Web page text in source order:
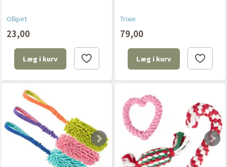
Ollipet
23,00
Læg i kurv
Trixie
79,00
Læg i kurv